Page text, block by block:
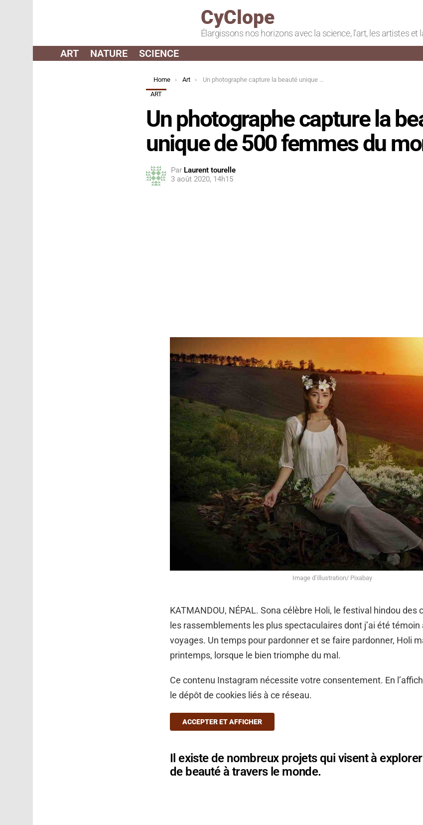
CyClope
Élargissons nos horizons avec la science, l'art, les artistes et
ART NATURE SCIENCE
You are here:
Home Art
Un photographe capture la beauté unique de 500 femmes du monde entier
ART
Un photographe capture la
unique de 500 femmes du
Par Laurent tourelle
3 août 2020, 14h15
Image d’illustration/ Pixabay
KATMANDOU, NÉPAL. Sona célèbre Holi, le festival hindou des
les rassemblements les plus spectaculaires dont j’ai été témoin
voyages. Un temps pour pardonner et se faire pardonner, Holi
printemps, lorsque le bien triomphe du mal.
Ce contenu Instagram nécessite votre consentement. En
le dépôt de cookies liés à ce réseau.
ACCEPTER ET AFFICHER
Il existe de nombreux projets qui visent à
de beauté à travers le monde.